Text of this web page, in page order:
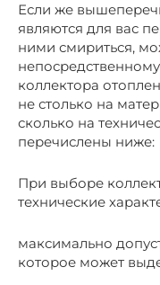
Если же
являются для вас
ними смириться,
коллектора
не столько на
сколько на
перечислены ниже:
При выборе
технические
максимально
которое может